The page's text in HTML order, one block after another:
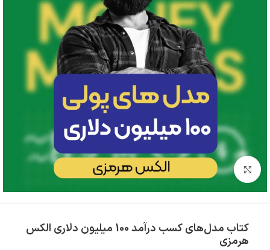
بزرگنمایی تصویر
کتاب مدل‌های کسب درآمد 100 میلیون دلاری الکس
هرمزی